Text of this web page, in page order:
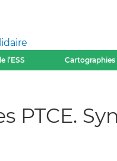
l’ESS Cartographies
PTCE.